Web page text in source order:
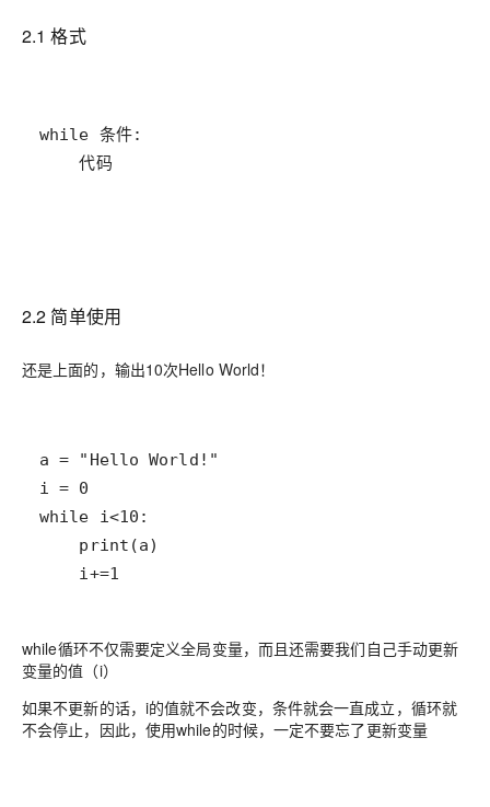
2.1 格式
    代码
2.2 简单使用
还是上面的，输出10次Hello World！
    i+=1
while循环不仅需要定义全局变量，而且还需要我们自己手动更新
变量的值（i）
如果不更新的话，i的值就不会改变，条件就会一直成立，循环就
不会停止，因此，使用while的时候，一定不要忘了更新变量